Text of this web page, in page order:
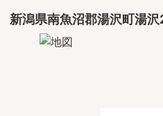
新潟県南魚沼郡湯沢町湯